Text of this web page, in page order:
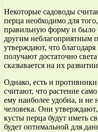
Некоторые садоводы
перца необходимо для
правильную форму и было
другим неблагоприятным
утверждают, что
получают достаточно
сказывается на их
Однако, есть и
считают, что растение
ему наиболее удобна, и не
человека. Они
кусты перца будут иметь
будет оптимальной для